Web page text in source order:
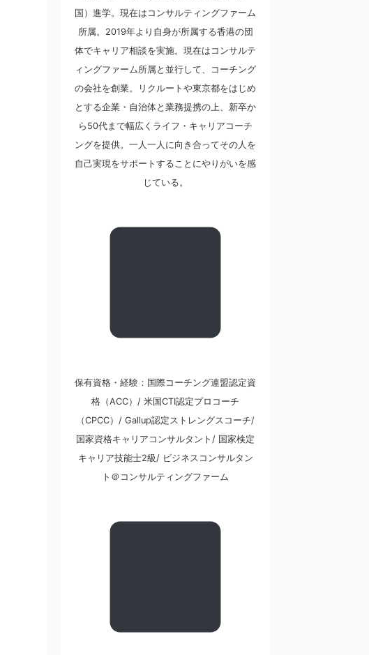
国）進学。現在はコンサルティングファーム
所属。2019年より自身が所属する香港の団
体でキャリア相談を実施。現在はコンサルテ
ィングファーム所属と並行して、コーチング
の会社を創業。リクルートや東京都をはじめ
とする企業・自治体と業務提携の上、新卒か
ら50代まで幅広くライフ・キャリアコーチ
ングを提供。一人一人に向き合ってその人を
自己実現をサポートすることにやりがいを感
じている。
保有資格・経験：国際コーチング連盟認定資
格（ACC）/ 米国CTI認定プロコーチ
（CPCC）/ Gallup認定ストレングスコーチ/
国家資格キャリアコンサルタント/ 国家検定
キャリア技能士2級/ ビジネスコンサルタン
ト＠コンサルティングファーム